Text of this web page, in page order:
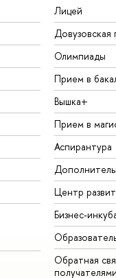
Лицей
Довузовская
Олимпиады
Прием в
Вышка+
Прием в
Аспирантура
Центр
Бизнес-
Обратная